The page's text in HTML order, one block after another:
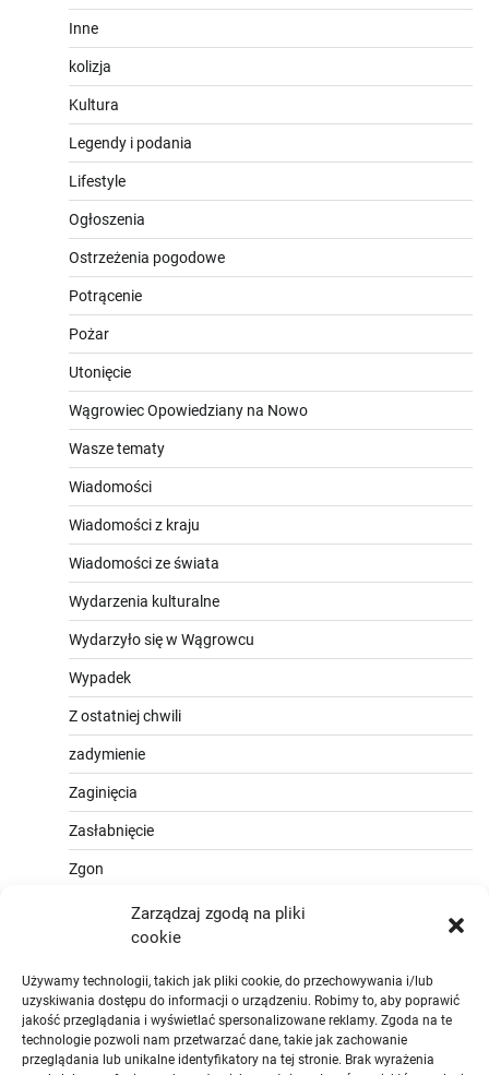
Zarządzaj zgodą na pliki
cookie
Używamy technologii, takich jak pliki cookie, do przechowywania i/lub
uzyskiwania dostępu do informacji o urządzeniu. Robimy to, aby poprawić
jakość przeglądania i wyświetlać spersonalizowane reklamy. Zgoda na te
technologie pozwoli nam przetwarzać dane, takie jak zachowanie
przeglądania lub unikalne identyfikatory na tej stronie. Brak wyrażenia
Inne
kolizja
Kultura
Legendy i podania
Lifestyle
Ogłoszenia
Ostrzeżenia pogodowe
Potrącenie
Pożar
Utonięcie
Wągrowiec Opowiedziany na Nowo
Wasze tematy
Wiadomości
Wiadomości z kraju
Wiadomości ze świata
Wydarzenia kulturalne
Wydarzyło się w Wągrowcu
Wypadek
Z ostatniej chwili
zadymienie
Zaginięcia
Zasłabnięcie
Zgon